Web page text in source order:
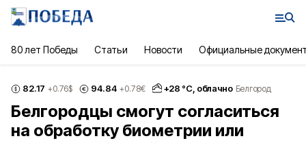
80 лет Победы Статьи Новости Официальные
82.17 +0.76$ 94.84 +0.78€ +28 °С, облачно Белгород
Белгородцы смогут согласиться
на обработку биометрии или